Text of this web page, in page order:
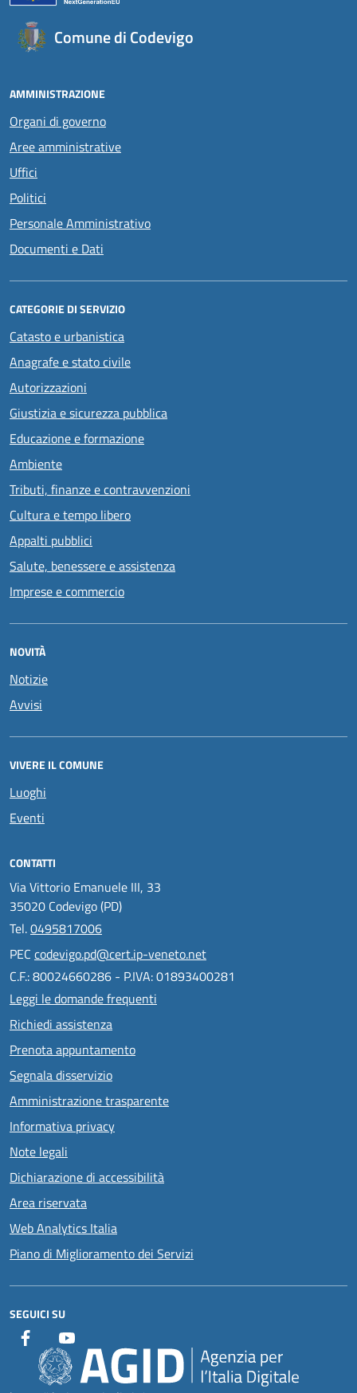
Comune di Codevigo
AMMINISTRAZIONE
Organi di governo
Aree amministrative
Uffici
Politici
Personale Amministrativo
Documenti e Dati
CATEGORIE DI SERVIZIO
Catasto e urbanistica
Anagrafe e stato civile
Autorizzazioni
Giustizia e sicurezza pubblica
Educazione e formazione
Ambiente
Tributi, finanze e contravvenzioni
Cultura e tempo libero
Appalti pubblici
Salute, benessere e assistenza
Imprese e commercio
NOVITÀ
Notizie
Avvisi
VIVERE IL COMUNE
Luoghi
Eventi
CONTATTI
Via Vittorio Emanuele III, 33
35020 Codevigo (PD)
Tel.0495817006
PEC codevigo.pd@cert.ip-veneto.net
C.F.: 80024660286 - P.IVA: 01893400281
Leggi le domande frequenti
Richiedi assistenza
Prenota appuntamento
Segnala disservizio
Amministrazione trasparente
Informativa privacy
Note legali
Dichiarazione di accessibilità
Area riservata
Web Analytics Italia
Piano di Miglioramento dei Servizi
SEGUICI SU